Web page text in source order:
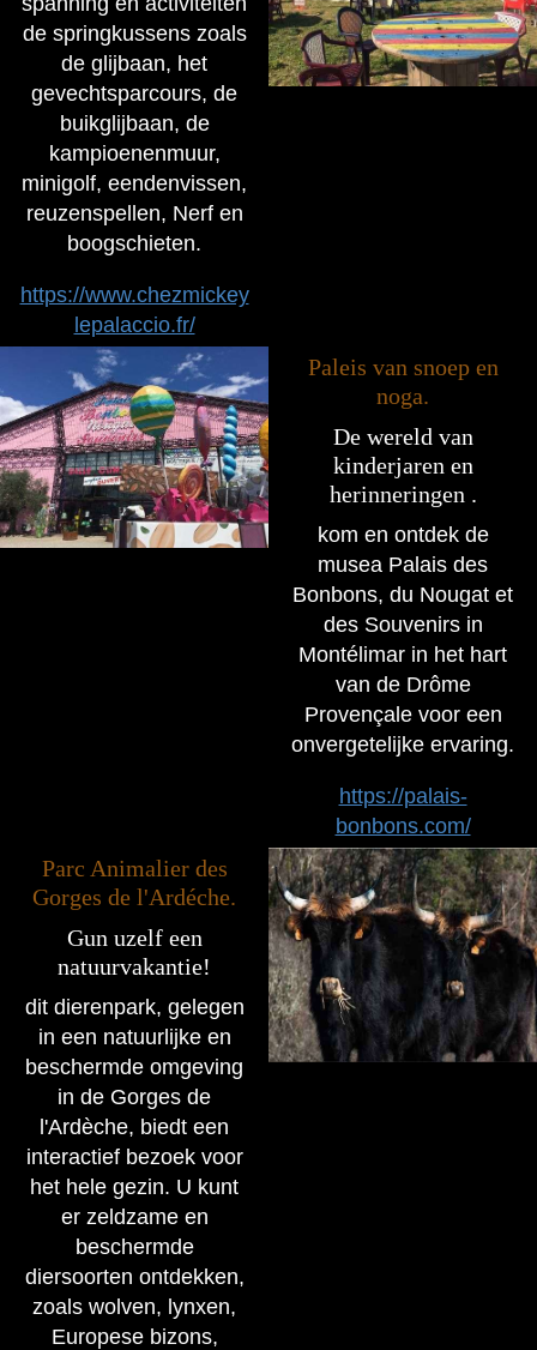
de springkussens zoals
de glijbaan, het
gevechtsparcours, de
buikglijbaan, de
kampioenenmuur,
minigolf, eendenvissen,
reuzenspellen, Nerf en
boogschieten.
https://www.chezmickey
lepalaccio.fr/
Paleis van snoep en
noga.
De wereld van
kinderjaren en
herinneringen .
kom en ontdek de
musea Palais des
Bonbons, du Nougat et
des Souvenirs in
Montélimar in het hart
van de Drôme
Provençale voor een
onvergetelijke ervaring.
https://palais-
bonbons.com/
Parc Animalier des
Gorges de l'Ardéche.
Gun uzelf een
natuurvakantie!
dit dierenpark, gelegen
in een natuurlijke en
beschermde omgeving
in de Gorges de
l'Ardèche, biedt een
interactief bezoek voor
het hele gezin. U kunt
er zeldzame en
beschermde
diersoorten ontdekken,
zoals wolven, lynxen,
Europese bizons,